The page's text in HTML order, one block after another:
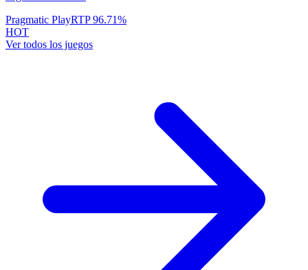
Pragmatic PlayRTP96.71%
HOT
Ver todos los juegos